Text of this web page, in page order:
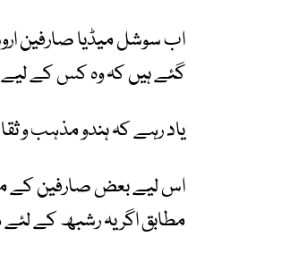
اب سوشل میڈیا صارفین
گئے ہیں کہ وہ کس کے لیے
یاد رہے کہ ہندو مذہب و
اس لیے بعض صارفین کے
مطابق اگر یہ رشبھ کے